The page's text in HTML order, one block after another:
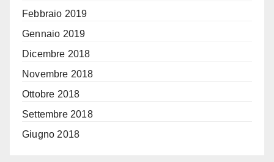
Febbraio 2019
Gennaio 2019
Dicembre 2018
Novembre 2018
Ottobre 2018
Settembre 2018
Giugno 2018